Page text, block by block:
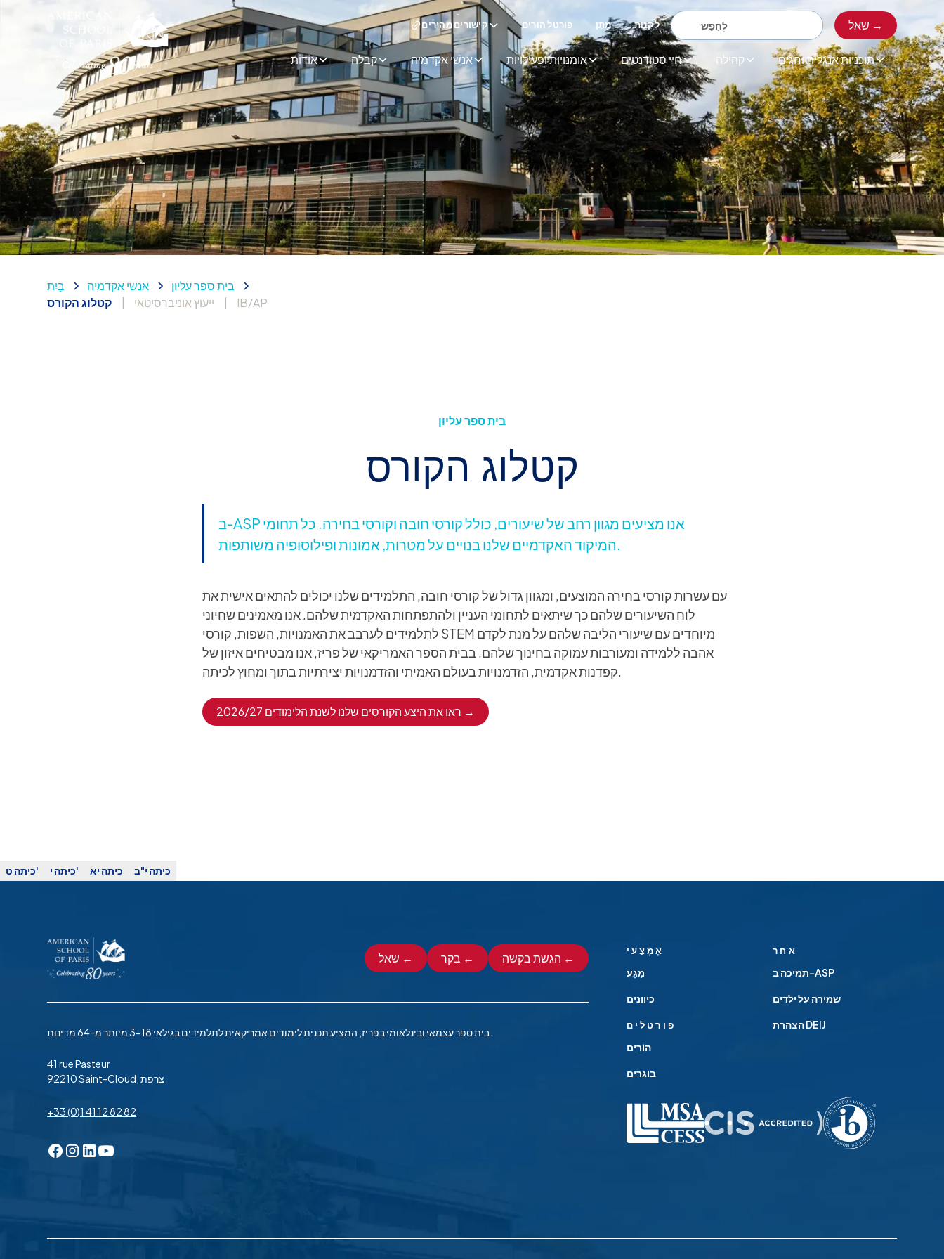
קישורים מהירים פורטל הורים מַתָן לִקְנוֹת שאל →
אוֹדוֹת קבלה אנשי אקדמיה אומנויות ופעילויות חיי סטודנטים קהילה תוכניות אנגלית וחגים
בַּיִת אנשי אקדמיה
בית ספר עליון
קטלוג הקורס
ייעוץ אוניברסיטאי IB/AP
בית ספר עליון
קטלוג הקורס
ב-ASP אנו מציעים מגוון רחב של שיעורים, כולל קורסי חובה וקורסי בחירה. כל תחומי
המיקוד האקדמיים שלנו בנויים על מטרות, אמונות ופילוסופיה משותפות.
עם עשרות קורסי בחירה המוצעים, ומגוון גדול של קורסי חובה, התלמידים שלנו יכולים להתאים אישית את
לוח השיעורים שלהם כך שיתאים לתחומי העניין ולהתפתחות האקדמית שלהם. אנו מאמינים שחיוני
לתלמידים לערבב את האמנויות, השפות, קורסי STEM מיוחדים עם שיעורי הליבה שלהם על מנת לקדם
אהבה ללמידה ומעורבות עמוקה בחינוך שלהם. בבית הספר האמריקאי של פריז, אנו מבטיחים איזון של
קפדנות אקדמית, הזדמנויות בעולם האמיתי והזדמנויות יצירתיות בתוך ומחוץ לכיתה.
ראו את היצע הקורסים שלנו לשנת הלימודים 2026/27 →
כיתה ט' כיתה י' כיתה יא כיתה י"ב
שאל ← בקר ← הגשת בקשה ←
41 rue Pasteur
92210 Saint-Cloud, צרפת
+33 (0)1 41 12 82 82
אֶמְצָעִי
מַגָע
כיוונים
פורטלים
הוֹרִים
בוגרים
אַחֵר
תמיכה ב-ASP
שמירה על ילדים
הצהרת DEIJ